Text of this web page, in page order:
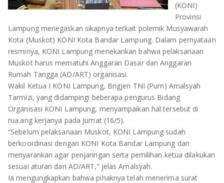
LAMPUNG UTARA
LAMPUNG TIMUR
LAMPUNG BARAT
LAMPUNG SELATAN
PESAWARAN
TANGGAMUS
PESISIR BARAT
TULANG BAWANG
(KONI)
Provinsi
Lampung menegaskan sikapnya terkait polemik Musyawarah
Kota (Muskot) KONI Kota Bandar Lampung. Dalam pernyataan
resminya, KONI Lampung menekankan bahwa pelaksanaan
Muskot harus mematuhi Anggaran Dasar dan Anggaran
Rumah Tangga (AD/ART) organisasi.
Wakil Ketua I KONI Lampung, Brigjen TNI (Purn) Amalsyah
Tarmizi, yang didampingi beberapa pengurus Bidang
Organisasi KONI Lampung, menyampaikan hal tersebut di
rua.ang kerjanya pada Jumat (16/5).
“Sebelum pelaksanaan Muskot, KONI Lampung sudah
berkoordinasi dengan KONI Kota Bandar Lampung dan
menyarankan agar penjaringan serta pemilihan ketua dilakukan
sesuai aturan dan AD/ART,” jelas Amalsyah.
Ia mengungkapkan bahwa pihaknya telah menerima surat